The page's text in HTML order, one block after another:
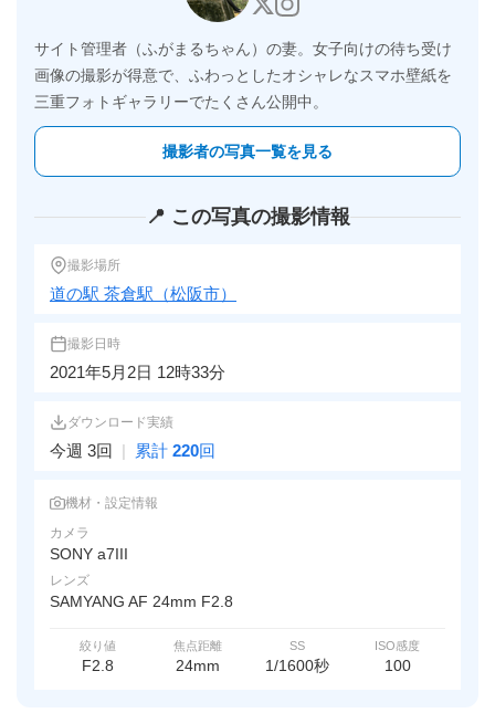
サイト管理者（ふがまるちゃん）の妻。女子向けの待ち受け
画像の撮影が得意で、ふわっとしたオシャレなスマホ壁紙を
三重フォトギャラリーでたくさん公開中。
撮影者の写真一覧を見る
📍 この写真の撮影情報
撮影場所
道の駅 茶倉駅（松阪市）
撮影日時
2021年5月2日 12時33分
ダウンロード実績
今週 3回 | 累計 220回
機材・設定情報
カメラ
SONY a7III
レンズ
SAMYANG AF 24mm F2.8
絞り値
F2.8
焦点距離
24mm
SS
1/1600秒
ISO感度
100